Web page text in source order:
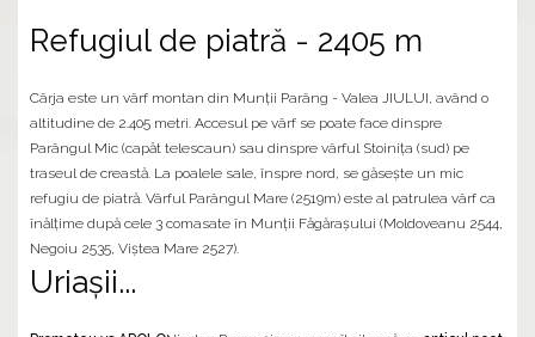
Refugiul de piatră - 2405 m
Cârja este un vârf montan din Munții Parâng - Valea JIULUI, având o
altitudine de 2.405 metri. Accesul pe vârf se poate face dinspre
Parângul Mic (capăt telescaun) sau dinspre vârful Stoinița (sud) pe
traseul de creastă. La poalele sale, înspre nord, se găsește un mic
refugiu de piatră. Vârful Parângul Mare (2519m) este al patrulea vârf ca
înălțime după cele 3 comasate în Munții Făgărașului (Moldoveanu 2544,
Negoiu 2535, Viștea Mare 2527).
Uriașii...